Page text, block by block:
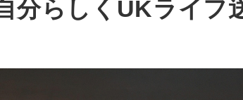
分らしくUKライフ